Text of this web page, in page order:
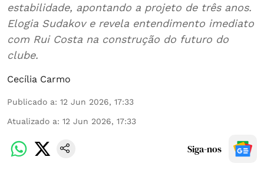
estabilidade, apontando a projeto de três anos.
Elogia Sudakov e revela entendimento imediato
com Rui Costa na construção do futuro do
clube.
Cecília Carmo
Publicado a: 12 Jun 2026, 17:33
Atualizado a: 12 Jun 2026, 17:33
Siga-nos